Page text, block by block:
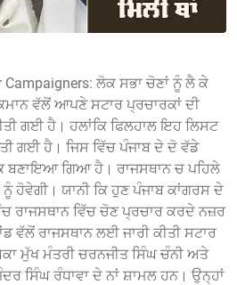
Campaigners: ਲੋਕ ਸਭਾ ਚੋਣਾਂ ਨੂੰ ਲੈ ਕੇ
ਵੱਲੋਂ ਆਪਣੇ ਸਟਾਰ ਪ੍ਰਚਾਰਕਾਂ ਦੀ
ਗਈ ਹੈ। ਹਲਾਂਕਿ ਫਿਲਹਾਲ ਇਹ ਲਿਸਟ
ਗਈ ਹੈ। ਜਿਸ ਵਿੱਚ ਪੰਜਾਬ ਦੇ ਦੋ ਵੱਡੇ
ਬਣਾਇਆ ਗਿਆ ਹੈ। ਰਾਜਸਥਾਨ ਚ ਪਹਿਲੇ
ਹੋਵੇਗੀ। ਯਾਨੀ ਕਿ ਹੁਣ ਪੰਜਾਬ ਕਾਂਗਰਸ ਦੇ
ਰਾਜਸਥਾਨ ਵਿੱਚ ਚੋਣ ਪ੍ਰਚਾਰ ਕਰਦੇ ਨਜ਼ਰ
ਰਾਜਸਥਾਨ ਲਈ ਜਾਰੀ ਕੀਤੀ ਸਟਾਰ
ਮੁੱਖ ਮੰਤਰੀ ਚਰਨਜੀਤ ਸਿੰਘ ਚੰਨੀ ਅਤੇ
ਸਿੰਘ ਰੰਧਾਵਾ ਦੇ ਨਾਂ ਸ਼ਾਮਲ ਹਨ। ਉਨ੍ਹਾਂ